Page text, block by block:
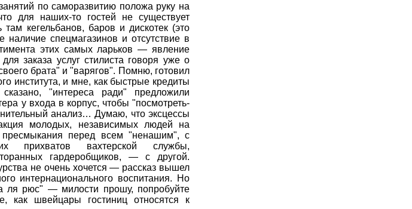
по саморазвитию положа руку на
для наших-то гостей не существует
кегельбанов, баров и дискотек (это
спецмагазинов и отсутствие в
этих самых ларьков — явление
заказа услуг стилиста говоря уже о
брата" и "варягов". Помню, готовил
института, и мне, как быстрые кредиты
"интереса ради" предложили
у входа в корпус, чтобы "посмотреть-
анализ… Думаю, что эксцессы
молодых, независимых людей на
перед всем "ненашим", с
прихватов вахтерской службы,
гардеробщиков, — с другой.
не очень хочется — рассказ вышел
интернационального воспитания. Но
рюс" — милости прошу, попробуйте
как швейцары гостиниц относятся к